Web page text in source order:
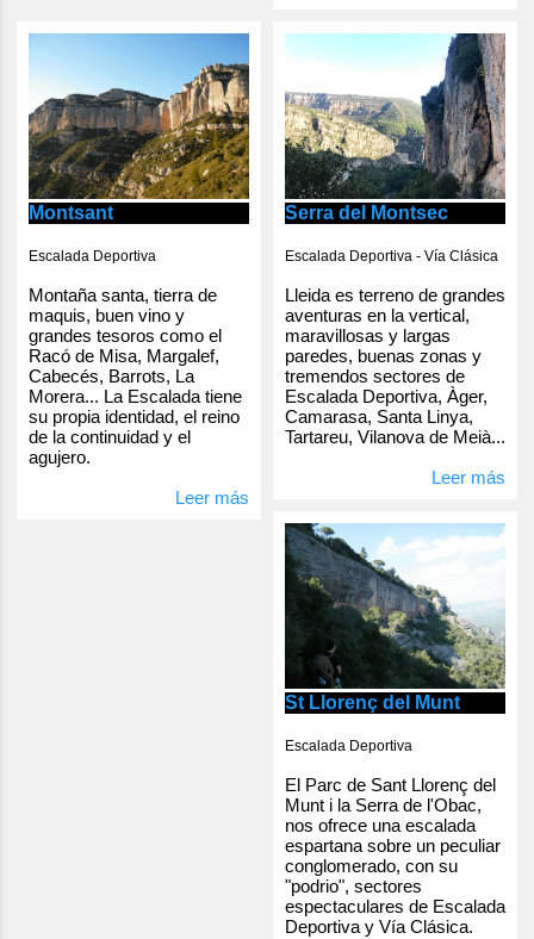
Montsant
Escalada Deportiva
Montaña santa, tierra de
maquis, buen vino y
grandes tesoros como el
Racó de Misa, Margalef,
Cabecés, Barrots, La
Morera... La Escalada tiene
su propia identidad, el reino
de la continuidad y el
agujero.
Leer más
Serra del Montsec
Escalada Deportiva - Vía Clásica
Lleida es terreno de grandes
aventuras en la vertical,
maravillosas y largas
paredes, buenas zonas y
tremendos sectores de
Escalada Deportiva, Àger,
Camarasa, Santa Linya,
Tartareu, Vilanova de Meià...
Leer más
St Llorenç del Munt
Escalada Deportiva
El Parc de Sant Llorenç del
Munt i la Serra de l'Obac,
nos ofrece una escalada
espartana sobre un peculiar
conglomerado, con su
"podrio", sectores
espectaculares de Escalada
Deportiva y Vía Clásica.